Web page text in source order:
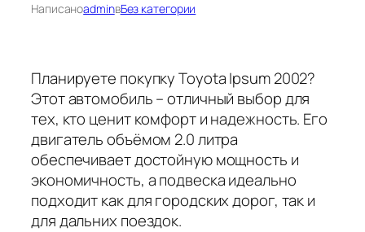
НаписаноadminвБез категории
Планируете покупку Toyota Ipsum 2002?
Этот автомобиль – отличный выбор для
тех, кто ценит комфорт и надежность. Его
двигатель объёмом 2.0 литра
обеспечивает достойную мощность и
экономичность, а подвеска идеально
подходит как для городских дорог, так и
для дальних поездок.